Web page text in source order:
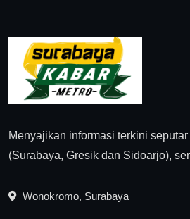
Menyajikan informasi terkini
(Surabaya, Gresik dan Sidoarjo),
Wonokromo, Surabaya